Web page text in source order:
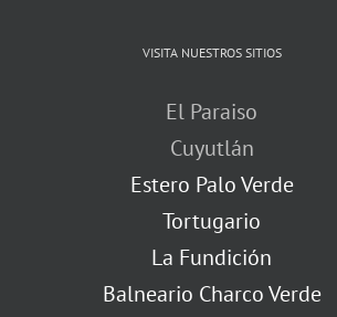
VISITA NUESTROS SITIOS
El Paraiso
Cuyutlán
Estero Palo Verde
Tortugario
La Fundición
Balneario Charco Verde